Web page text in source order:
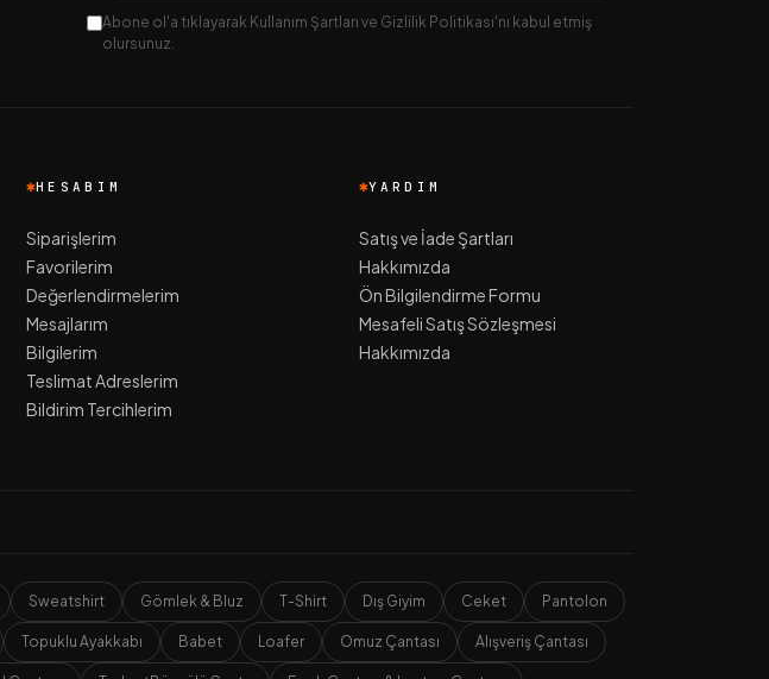
Abone ol'a tıklayarak Kullanım Şartları ve Gizlilik Politikası'nı kabul etmiş
olursunuz.
HESABIM
Siparişlerim
Favorilerim
Değerlendirmelerim
Mesajlarım
Bilgilerim
Teslimat Adreslerim
Bildirim Tercihlerim
YARDIM
Satış ve İade Şartları
Hakkımızda
Ön Bilgilendirme Formu
Mesafeli Satış Sözleşmesi
Hakkımızda
Sweatshirt Gömlek & Bluz T-Shirt Dış Giyim Ceket Pantolon
Topuklu Ayakkabı Babet Loafer Omuz Çantası Alışveriş Çantası